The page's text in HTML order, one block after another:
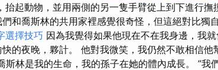
抬起動物，並用兩側的另一隻手臂從上到下進行撫
和喬斯林的共用家裡感覺很奇怪，但這絕對比獨
選擇技巧 因為我覺得如果他現在不在我身邊，我就
的夜晚，夥計。 他對我微笑，我仍然不敢相信他
林是我的生命，我的孫子在她的體內成長。 ”我